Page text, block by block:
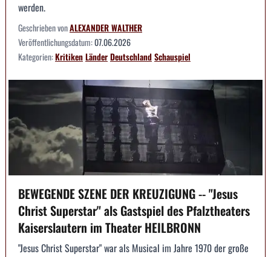
werden.
Geschrieben vonALEXANDER WALTHER
Veröffentlichungsdatum:07.06.2026
Kategorien:KritikenLänderDeutschlandSchauspiel
BEWEGENDE SZENE DER KREUZIGUNG -- "Jesus
Christ Superstar" als Gastspiel des Pfalztheaters
Kaiserslautern im Theater HEILBRONN
"Jesus Christ Superstar" war als Musical im Jahre 1970 der große